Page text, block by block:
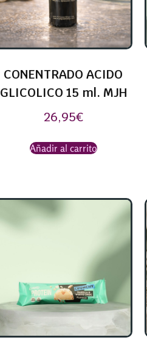
CONENTRADO ACIDO
GLICOLICO 15 ml. MJH
26,95€
Añadir al carrito